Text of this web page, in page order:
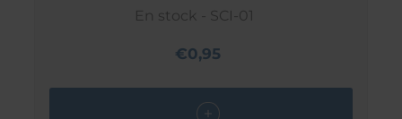
En stock - SCI-01
€0,95